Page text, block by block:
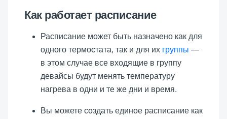
Как работает расписание
Расписание может быть назначено как для
одного термостата, так и для их группы —
в этом случае все входящие в группу
девайсы будут менять температуру
нагрева в одни и те же дни и время.
Вы можете создать единое расписание как